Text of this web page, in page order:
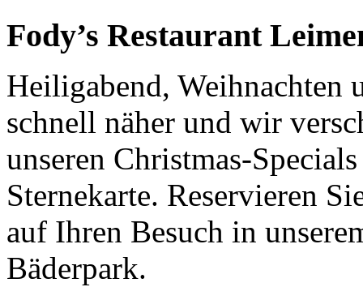
Fody’s Restaurant
Heiligabend, Weihnachten
schnell näher und wir
unseren Christmas-
Sternekarte. Reservieren
auf Ihren Besuch in
Bäderpark.